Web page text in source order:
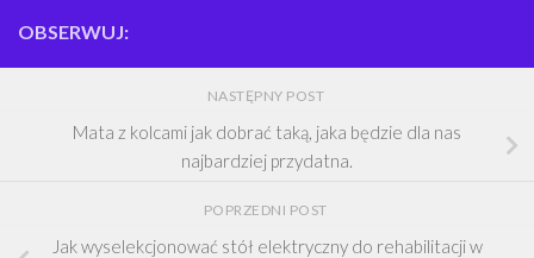
OBSERWUJ:
NASTĘPNY POST
Mata z kolcami jak dobrać taką, jaka będzie dla nas
najbardziej przydatna.
POPRZEDNI POST
Jak wyselekcjonować stół elektryczny do rehabilitacji w